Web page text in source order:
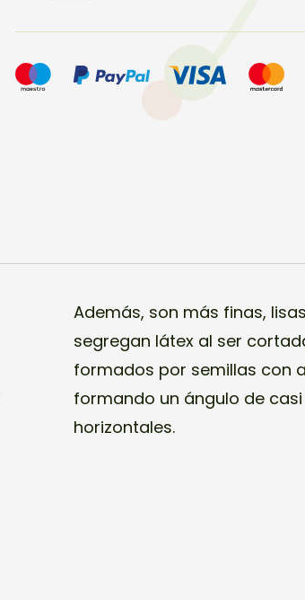
50U.
Además, son más finas,
segregan látex al ser
formados por semillas con
formando un ángulo de casi
horizontales.